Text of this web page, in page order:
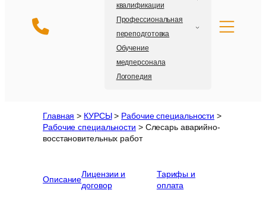
квалификации
Профессиональная
переподготовка
Обучение
медперсонала
Логопедия
Главная > КУРСЫ> Рабочие специальности >
Рабочие специальности > Слесарь аварийно-
восстановительных работ
Описание
Лицензии и
договор
Тарифы и
оплата